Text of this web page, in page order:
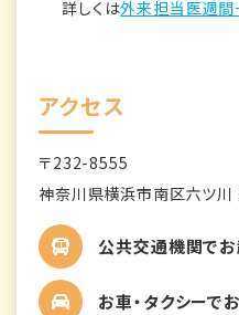
詳しくは外来担当医週間
アクセス
〒232-8555
神奈川県横浜市南区六ツ
公共交通機関で
お車・タクシーで